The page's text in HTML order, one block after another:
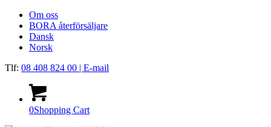
Om oss
BORA återförsäljare
Dansk
Norsk
Tlf: 08 408 824 00 | E-mail
0Shopping Cart